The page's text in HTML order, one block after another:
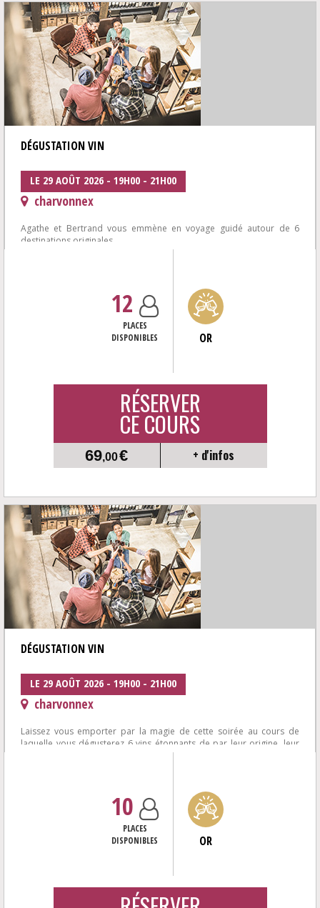
DÉGUSTATION VIN
LE 29 AOÛT 2026 - 19H00 - 21H00
charvonnex
Agathe et Bertrand vous emmène en voyage guidé autour de 6
destinations originales
où surprises et gourmandises vous attendent à chaque étape...
12
PLACES
DISPONIBLES
OR
RÉSERVER
CE COURS
69,00€ + d'infos
DÉGUSTATION VIN
LE 29 AOÛT 2026 - 19H00 - 21H00
charvonnex
Laissez vous emporter par la magie de cette soirée au cours de
laquelle vous dégusterez 6 vins étonnants de par leur origine, leur
10
PLACES
DISPONIBLES
OR